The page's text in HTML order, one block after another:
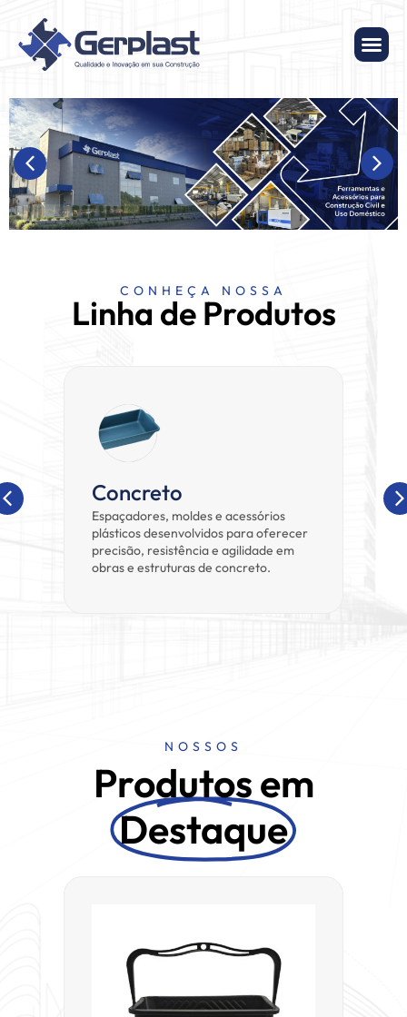
CONHEÇA NOSSA
Linha de Produtos
Concreto
Espaçadores, moldes e acessórios
plásticos desenvolvidos para oferecer
precisão, resistência e agilidade em
obras e estruturas de concreto.
NOSSOS
Produtos em
Destaque